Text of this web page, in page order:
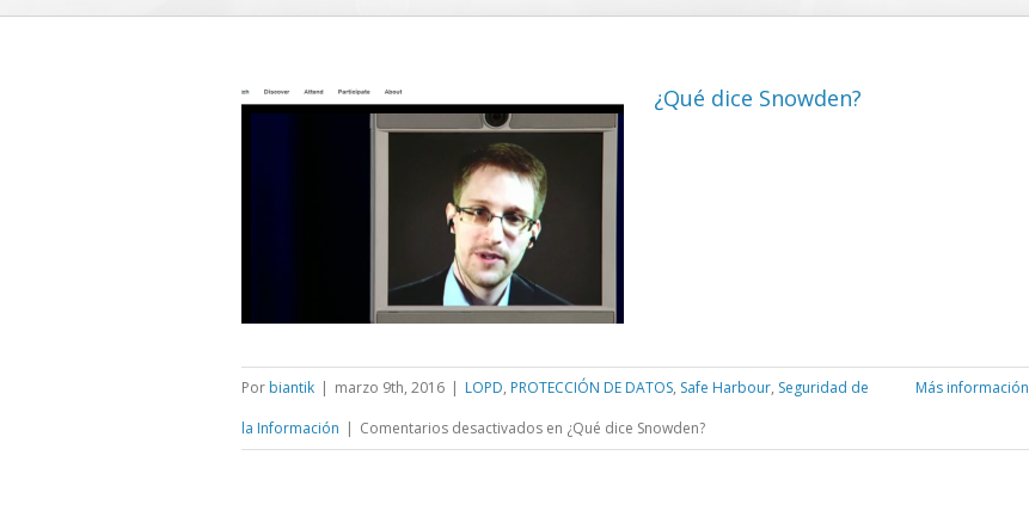
¿Qué dice Snowden?
Por biantik | marzo 9th, 2016 | LOPD, PROTECCIÓN DE DATOS, Safe Harbour, Seguridad de
la Información | Comentarios desactivados en ¿Qué dice Snowden?
Más información